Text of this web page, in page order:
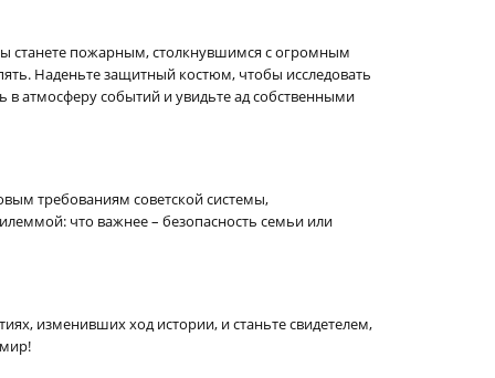
станете пожарным, столкнувшимся с огромным
Наденьте защитный костюм, чтобы исследовать
атмосферу событий и увидьте ад собственными
требованиям советской системы,
что важнее – безопасность семьи или
изменивших ход истории, и станьте свидетелем,